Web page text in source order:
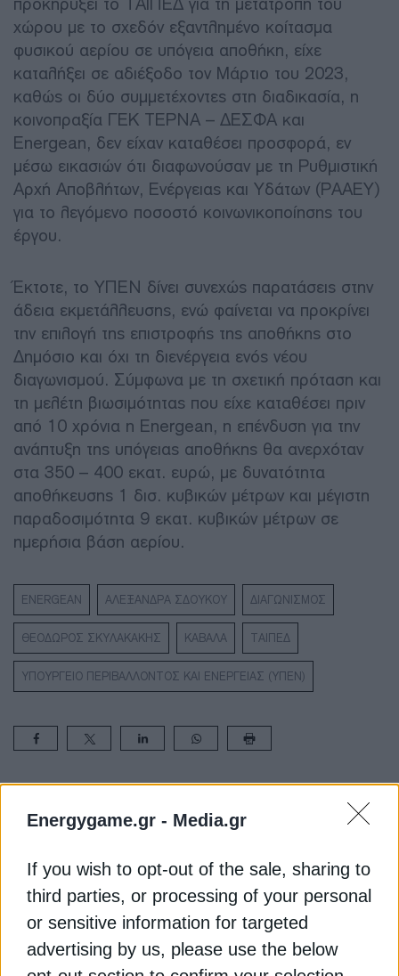
Energygame.gr - Media.gr
If you wish to opt-out of the sale, sharing to
third parties, or processing of your personal
or sensitive information for targeted
advertising by us, please use the below
χώρου με το σχεδόν εξαντλημένο κοίτασμα
φυσικού αερίου σε υπόγεια αποθήκη, είχε
καταλήξει σε αδιέξοδο τον Μάρτιο του 2023,
καθώς οι δύο συμμετέχοντες στη διαδικασία, η
κοινοπραξία ΓΕΚ ΤΕΡΝΑ – ΔΕΣΦΑ και
Energean, δεν είχαν καταθέσει προσφορά, εν
μέσω εικασιών ότι διαφωνούσαν με τη Ρυθμιστική
Αρχή Αποβλήτων, Ενέργειας και Υδάτων (ΡΑΑΕΥ)
για το λεγόμενο ποσοστό κοινωνικοποίησης του
έργου.
Έκτοτε, το ΥΠΕΝ δίνει συνεχώς παρατάσεις στην
άδεια εκμετάλλευσης, ενώ φαίνεται να προκρίνει
την επιλογή της επιστροφής της αποθήκης στο
Δημόσιο και όχι τη διενέργεια ενός νέου
διαγωνισμού. Σύμφωνα με τη σχετική πρόταση και
τη μελέτη βιωσιμότητας που είχε καταθέσει πριν
από 10 χρόνια η Energean, η επένδυση για την
ανάπτυξη της υπόγειας αποθήκης θα ανερχόταν
στα 350 – 400 εκατ. ευρώ, με δυνατότητα
αποθήκευσης 1 δισ. κυβικών μέτρων και μέγιστη
παραδοσιμότητα 9 εκατ. κυβικών μέτρων σε
ημερήσια βάση αερίου.
ENERGEAN ΑΛΕΞΑΝΔΡΑ ΣΔΟΥΚΟΥ ΔΙΑΓΩΝΙΣΜΟΣ
ΘΕΟΔΩΡΟΣ ΣΚΥΛΑΚΑΚΗΣ ΚΑΒΑΛΑ ΤΑΙΠΕΔ
ΥΠΟΥΡΓΕΙΟ ΠΕΡΙΒΑΛΛΟΝΤΟΣ ΚΑΙ ΕΝΕΡΓΕΙΑΣ (ΥΠΕΝ)